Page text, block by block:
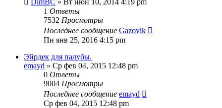
DimBC » Вт июн 10, 2014 4:19 pm
1 Ответы
7532 Просмотры
Последнее сообщение Gazovik
Пн янв 25, 2016 4:15 pm
Эйрдек для палубы.
emayd » Ср фев 04, 2015 12:48 pm
0 Ответы
9004 Просмотры
Последнее сообщение emayd
Ср фев 04, 2015 12:48 pm